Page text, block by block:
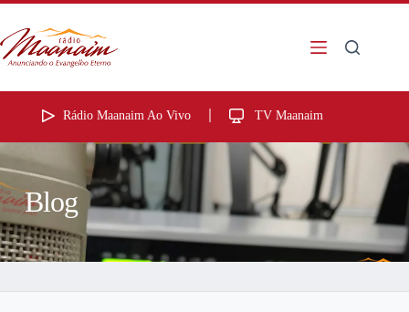
Rádio Maanaim Ao Vivo TV Maanaim
Blog